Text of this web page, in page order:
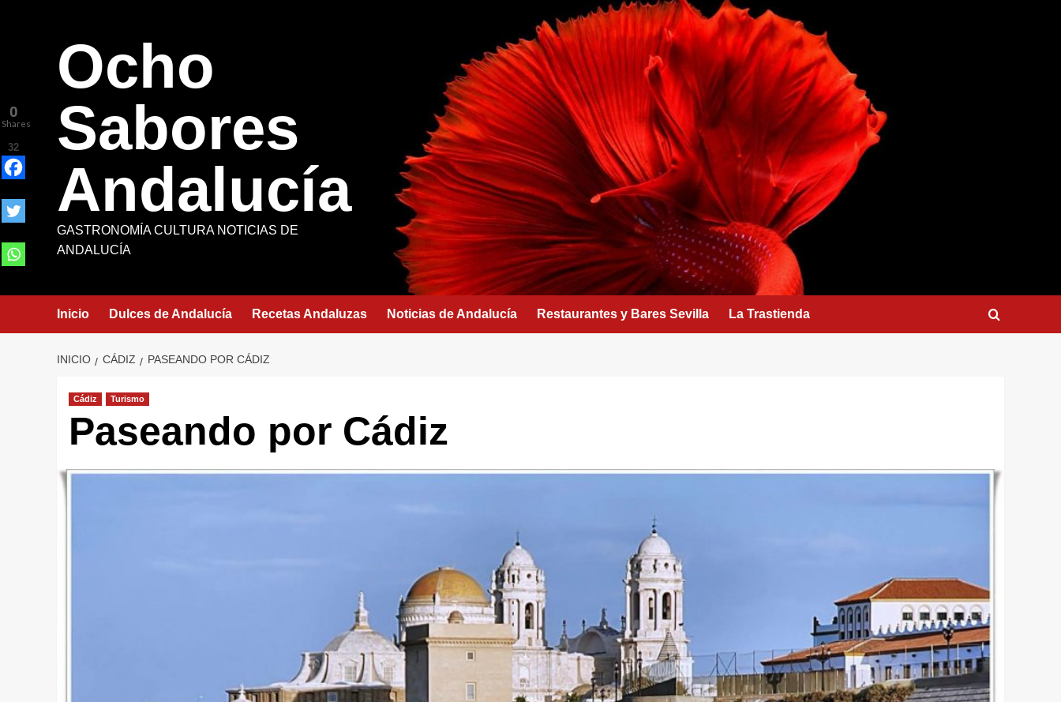
Ocho
Sabores
Andalucía
GASTRONOMÍA CULTURA NOTICIAS DE
ANDALUCÍA
Inicio Dulces de Andalucía Recetas Andaluzas Noticias de Andalucía Restaurantes y Bares Sevilla La Trastienda
INICIO CÁDIZ PASEANDO POR CÁDIZ
Cádiz Turismo
Paseando por Cádiz
0
Shares
32